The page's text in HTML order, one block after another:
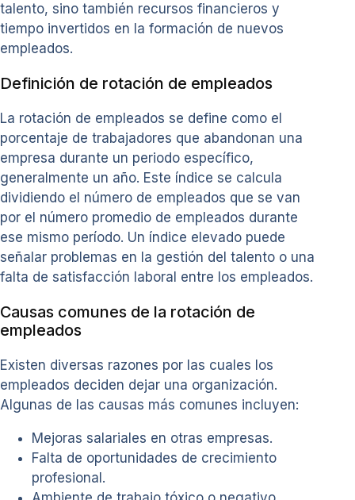
talento, sino también recursos financieros y
tiempo invertidos en la formación de nuevos
empleados.
Definición de rotación de empleados
La rotación de empleados se define como el
porcentaje de trabajadores que abandonan una
empresa durante un periodo específico,
generalmente un año. Este índice se calcula
dividiendo el número de empleados que se van
por el número promedio de empleados durante
ese mismo período. Un índice elevado puede
señalar problemas en la gestión del talento o una
falta de satisfacción laboral entre los empleados.
Causas comunes de la rotación de
empleados
Existen diversas razones por las cuales los
empleados deciden dejar una organización.
Algunas de las causas más comunes incluyen:
Mejoras salariales en otras empresas.
Falta de oportunidades de crecimiento
profesional.